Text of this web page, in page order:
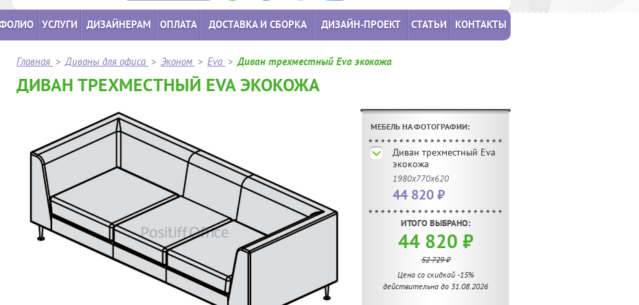
УСЛУГИ ДИЗАЙНЕРАМ ОПЛАТА ДОСТАВКА И СБОРКА ДИЗАЙН-ПРОЕКТ СТАТЬИ КОНТАКТЫ
Главная > Диваны для офиса > Эконом > Eva > Диван трехместный Eva экокожа
ДИВАН ТРЕХМЕСТНЫЙ EVA ЭКОКОЖА
МЕБЕЛЬ НА ФОТОГРАФИИ:
Диван трехместный Eva
экокожа
1980x770x620
44 820 ₽
ИТОГО ВЫБРАНО:
44 820 ₽
52 729 ₽
Цена со скидкой -15%
действительна до 31.08.2026